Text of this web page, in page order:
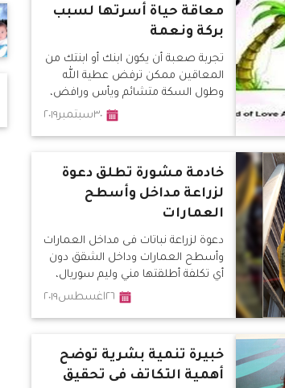
معاقة حياة أسرتها لسبب
بركة ونعمة
تجربة صعبة أن يكون ابنك أو ابنتك من
المعاقين ممكن ترفض عطية الله
وطول السكة متشائم ويأس ورافض،
لكن أن تكون بنتك المعاقة سبب
٣٠سبتمبر٢٠١٩
خادمة مشورة تطلق دعوة
لزراعة مداخل وأسطح
العمارات
دعوة لزراعة نباتات فى مداخل العمارات
وأسطح العمارات وداخل الشقق دون
أي تكلفة أطلقتها مني وليم سوريال،
خادمة مشورة بكنيسة السيدة العذراء
٢٦اغسطس٢٠١٩
خبيرة تنمية بشرية توضح
أهمية التكاتف فى تحقيق